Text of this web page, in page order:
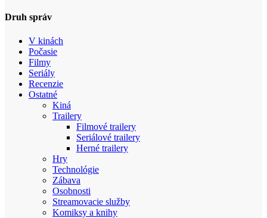
Druh správ
V kinách
Počasie
Filmy
Seriály
Recenzie
Ostatné
Kiná
Trailery
Filmové trailery
Seriálové trailery
Herné trailery
Hry
Technológie
Zábava
Osobnosti
Streamovacie služby
Komiksy a knihy